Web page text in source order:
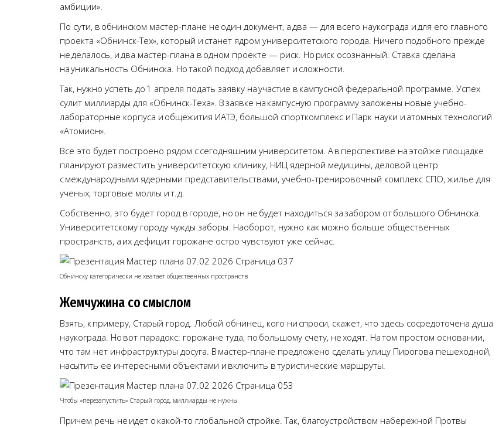
амбиции».
По сути, в обнинском мастер-плане не один документ, а два — для всего наукограда и для его главного
проекта «Обнинск-Тех», который и станет ядром университетского города. Ничего подобного прежде
не делалось, и два мастер-плана в одном проекте — риск. Но риск осознанный. Ставка сделана
на уникальность Обнинска. Но такой подход добавляет и сложности.
Так, нужно успеть до 1 апреля подать заявку на участие в кампусной федеральной программе. Успех
сулит миллиарды для «Обнинск-Теха». В заявке на кампусную программу заложены новые учебно-
лабораторные корпуса и общежития ИАТЭ, большой спорткомплекс и Парк науки и атомных технологий
«Атомион».
Все это будет построено рядом с сегодняшним университетом. А в перспективе на этой же площадке
планируют разместить университетскую клинику, НИЦ ядерной медицины, деловой центр
с международными ядерными представительствами, учебно-тренировочный комплекс СПО, жилье для
ученых, торговые моллы и т. д.
Собственно, это будет город в городе, но он не будет находиться за забором от большого Обнинска.
Университетскому городу чужды заборы. Наоборот, нужно как можно больше общественных
пространств, а их дефицит горожане остро чувствуют уже сейчас.
Обнинску категорически не хватает общественных пространств
Жемчужина со смыслом
Взять, к примеру, Старый город. Любой обнинец, кого ни спроси, скажет, что здесь сосредоточена душа
наукограда. Но вот парадокс: горожане туда, по большому счету, не ходят. На том простом основании,
что там нет инфраструктуры досуга. В мастер-плане предложено сделать улицу Пирогова пешеходной,
насытить ее интересными объектами и включить в туристические маршруты.
Чтобы «перезапустить» Старый город, миллиарды не нужны
Причем речь не идет о какой-то глобальной стройке. Так, благоустройством набережной Протвы